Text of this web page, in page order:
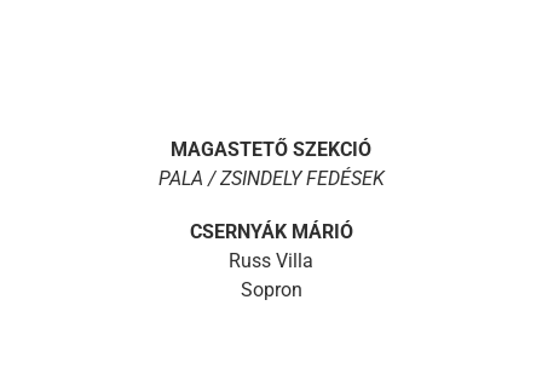
MAGASTETŐ SZEKCIÓ
PALA / ZSINDELY FEDÉSEK
CSERNYÁK MÁRIÓ
Russ Villa
Sopron